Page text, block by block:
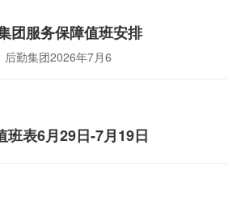
质民办校等多项省级荣誉，稳居淮安市
开招聘优秀初中教师。公...
团服务保障值班安排
年7月6
班表6月29日-7月19日